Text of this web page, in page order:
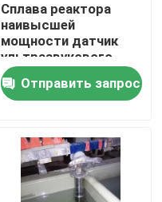
Сплава реактора
наивысшей
мощности датчик
ультразвукового
Titanium Immersible
ультразвуковой
Отправить запрос